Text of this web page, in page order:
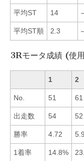
平均ST 14
平均ST順 2.3
3Rモータ成績 (使
1 2
No. 51 61
出走数 54 52
勝率 4.72
1着率 14.8%